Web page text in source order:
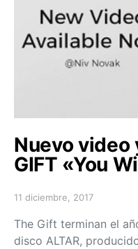
Nuevo video
GIFT «You
Posted on
11 diciembre, 2017
The Gift terminan el
disco ALTAR,